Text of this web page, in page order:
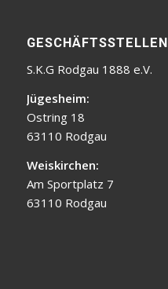
GESCHÄFTSSTELLEN
S.K.G Rodgau 1888 e.V.
Jügesheim:
Ostring 18
63110 Rodgau
Weiskirchen:
Am Sportplatz 7
63110 Rodgau